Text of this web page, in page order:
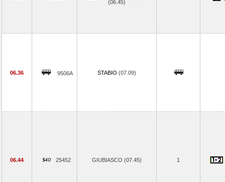
(06.45)
06.36 9506A STABIO (07.09)
06.44 25452 GIUBIASCO (07.45) 1